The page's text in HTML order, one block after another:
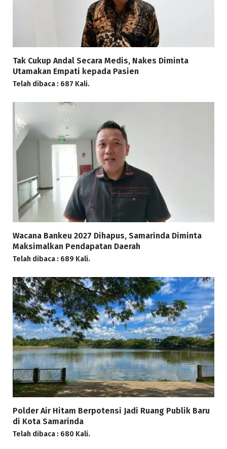
Tak Cukup Andal Secara Medis, Nakes Diminta
Utamakan Empati kepada Pasien
Telah dibaca : 687 Kali.
Wacana Bankeu 2027 Dihapus, Samarinda Diminta
Maksimalkan Pendapatan Daerah
Telah dibaca : 689 Kali.
Polder Air Hitam Berpotensi Jadi Ruang Publik Baru
di Kota Samarinda
Telah dibaca : 680 Kali.